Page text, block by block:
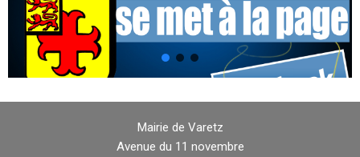
Mairie de Varetz
Avenue du 11 novembre